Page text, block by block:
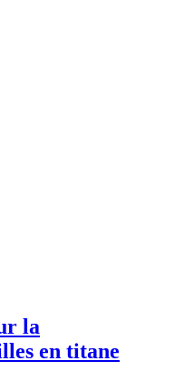
la
en titane